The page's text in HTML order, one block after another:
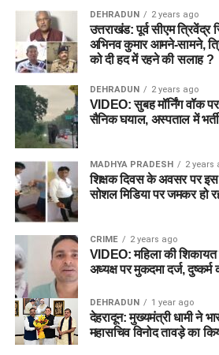
DEHRADUN 2 years ago
उत्तराखंड: पूर्व सीएम त्रिवेंद्र
अभिनव कुमार आमने-सामने,
को दी हद में रहने की सलाह ?
DEHRADUN 2 years ago
VIDEO: सुबह मॉर्निंग वॉक पर
सैनिक घयाल, अस्पताल में भर्ती
MADHYA PRADESH 2 years
शिक्षक दिवस के अवसर पर इस
सोशल मिडिया पर जमकर हो
CRIME 2 years ago
VIDEO: महिला की
अध्यक्ष पर मुकदमा दर्ज,
DEHRADUN 1 year ago
देहरादून: मुख्यमंत्री धामी ने
महासचिव विनोद तावड़े का